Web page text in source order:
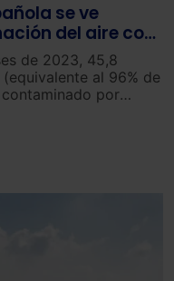
se ve
del aire con
de 2023, 45,8
al 96% de
por
‘La
español durante